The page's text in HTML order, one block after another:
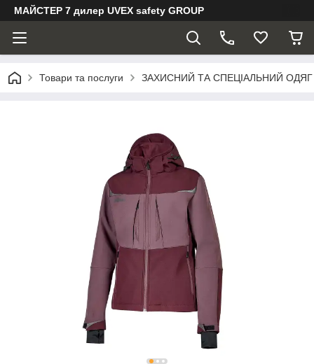
МАЙСТЕР 7 дилер UVEX safety GROUP
Товари та послуги ЗАХИСНИЙ ТА СПЕЦІАЛЬНИЙ ОДЯГ